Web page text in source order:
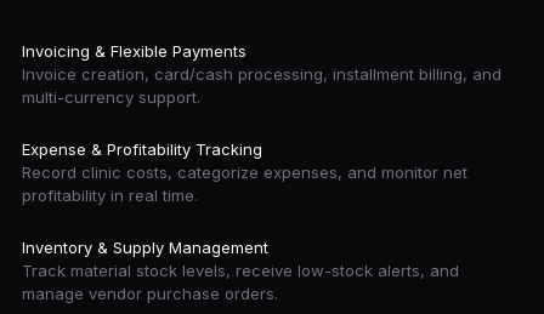
Invoicing & Flexible Payments
Invoice creation, card/cash processing, installment billing, and
multi-currency support.
Expense & Profitability Tracking
Record clinic costs, categorize expenses, and monitor net
profitability in real time.
Inventory & Supply Management
Track material stock levels, receive low-stock alerts, and
manage vendor purchase orders.